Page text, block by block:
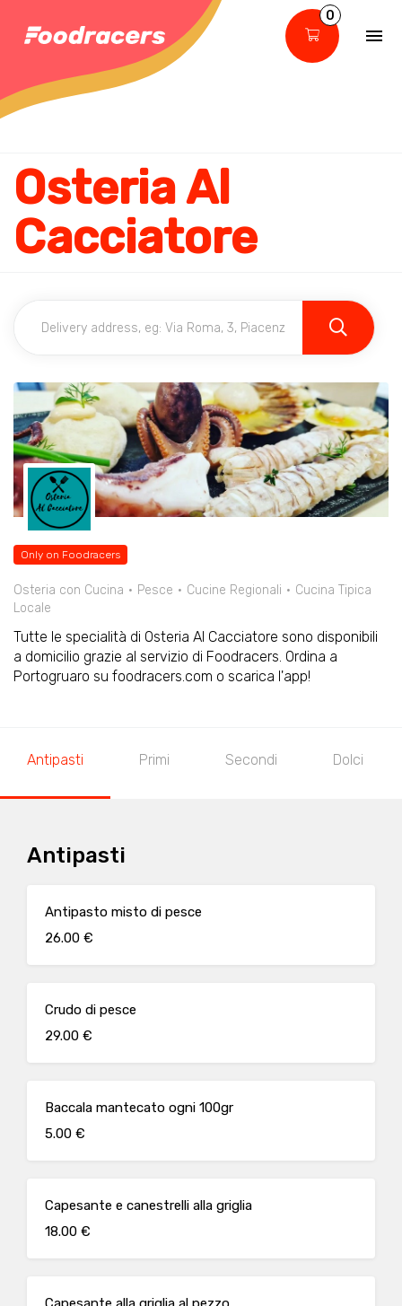
0
Osteria Al
Cacciatore
Only on Foodracers
Osteria con Cucina Pesce Cucine Regionali
Cucina Tipica
Locale
Tutte le specialità di Osteria Al Cacciatore sono disponibili
a domicilio grazie al servizio di Foodracers. Ordina a
Portogruaro su foodracers.com o scarica l'app!
Antipasti Primi Secondi Dolci
Antipasti
Antipasto misto di pesce
26.00 €
Crudo di pesce
29.00 €
Baccala mantecato ogni 100gr
5.00 €
Capesante e canestrelli alla griglia
18.00 €